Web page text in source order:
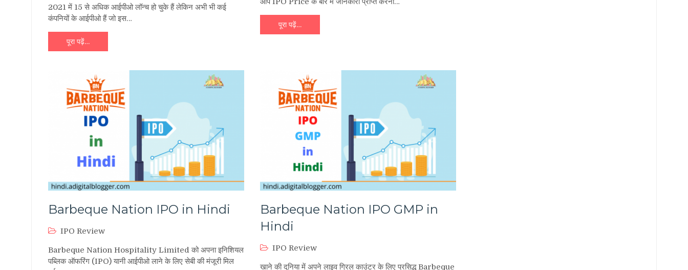
2021 में 15 से अधिक आईपीओ लॉन्च हो चुके हैं लेकिन अभी भी कई
कंपनियों के आईपीओ हैं जो इस…
पूरा पढ़ें…
पूरा पढ़ें…
Barbeque Nation IPO in Hindi
IPO Review
Barbeque Nation Hospitality Limited को अपना इनिशियल
पब्लिक ऑफरिंग (IPO) यानी आईपीओ लाने के लिए सेबी की मंजूरी मिल
Barbeque Nation IPO GMP in
Hindi
IPO Review
खाने की दुनिया में अपने लाइव ग्रिल काउंटर के लिए प्रसिद्ध Barbeque